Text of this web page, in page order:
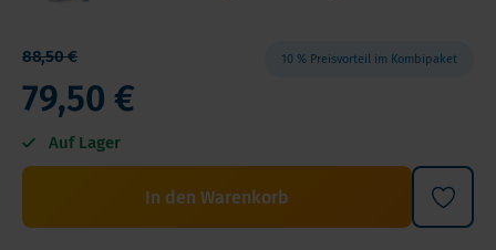
10 % Preisvorteil im Kombipaket
79,50 €
88,50 €
Auf Lager
In den Warenkorb